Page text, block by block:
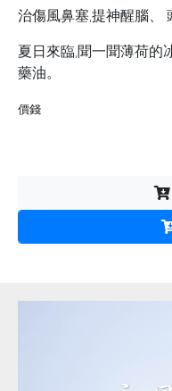
治傷風鼻塞,提神醒腦、
夏日來臨,聞一聞薄荷的
藥油。
價錢